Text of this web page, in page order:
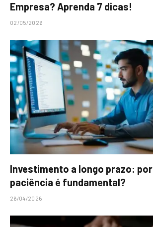
Empresa? Aprenda 7 dicas!
02/05/2026
Investimento a longo prazo:
paciência é fundamental?
26/04/2026